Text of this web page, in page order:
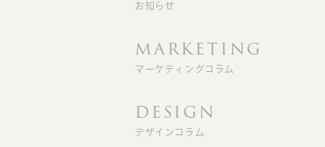
お知らせ
MARKETING
マーケティングコラム
DESIGN
デザインコラム